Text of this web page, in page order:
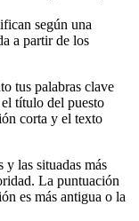
según una
a partir de los
tus palabras clave
título del puesto
corta y el texto
las situadas más
La puntuación
es más antigua o la